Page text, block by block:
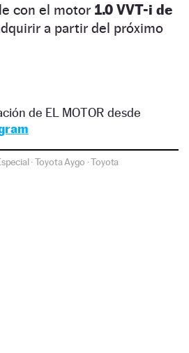
con el motor 1.0 VVT-i de
a partir del próximo
de EL MOTOR desde
·Toyota Aygo ·Toyota